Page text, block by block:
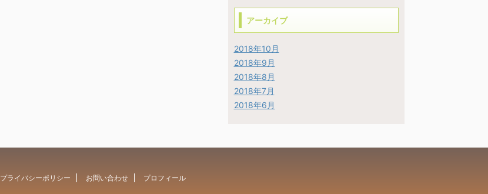
アーカイブ
2018年10月
2018年9月
2018年8月
2018年7月
2018年6月
プライバシーポリシー お問い合わせ プロフィール